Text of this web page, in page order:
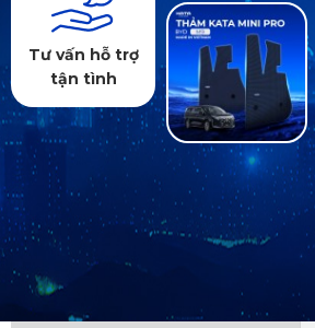
Tư vấn hỗ trợ
tận tình